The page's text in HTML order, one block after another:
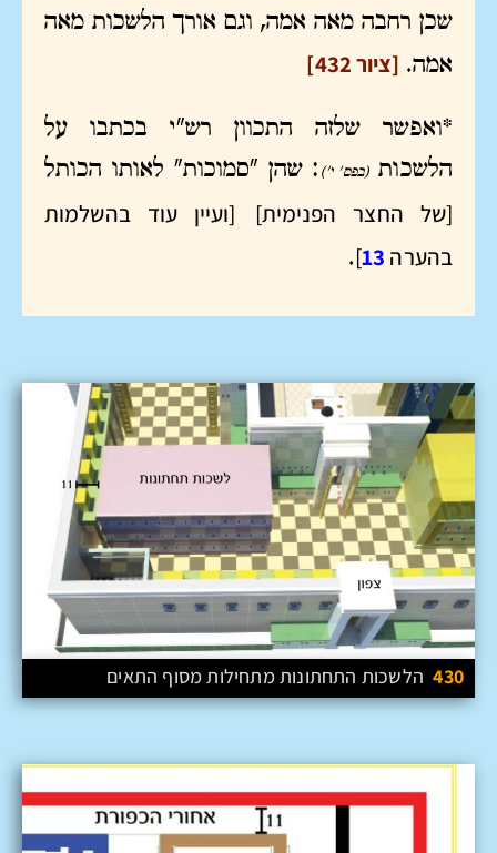
שכן רחבה מאה אמה, וגם אורך הלשכות מאה
אמה. [ציור 432]
*ואפשר שלזה התכוון רש"י בכתבו על
הלשכות (בפס' י') : שהן "סמוכות" לאותו הכותל
[של החצר הפנימית]
[ועיין עוד בהשלמות
בהערה 13
]
.
430 הלשכות התחתונות מתחילות מסוף התאים